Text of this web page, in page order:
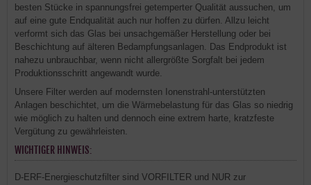
besten Stücke in spannungsfrei getemperter Qualität aussuchen, um
auf eine gute Endqualität auch nur hoffen zu dürfen. Allzu leicht
verformt sich das Glas bei unsachgemäßer Herstellung oder bei
Beschichtung auf älteren Bedampfungsanlagen. Das Endprodukt ist
nahezu unbrauchbar, wenn nicht allergrößte Sorgfalt bei jedem
Produktionsschritt angewandt wurde.
Unsere Filter werden auf modernsten Ionenstrahl-unterstützten
Anlagen beschichtet, um die Wärmebelastung für das Glas so niedrig
wie möglich zu halten und dennoch eine extrem harte, kratzfeste
Vergütung zu gewährleisten.
WICHTIGER HINWEIS:
D-ERF-Energieschutzfilter sind VORFILTER und NUR zur